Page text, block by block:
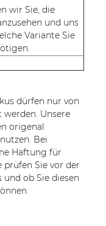
wir Sie, die
und uns
Variante Sie
dürfen nur von
Unsere
origenal
Bei
Haftung für
prüfen Sie vor der
ob Sie diesen